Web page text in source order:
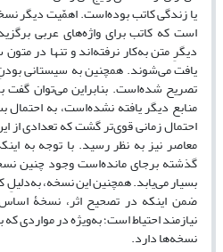
یا زندگی کاتب بوده‌است. اهمّیت دیگر
است که کاتب برای واژه‌های عربی
دیگرِ متن به‌کار نرفته‌اند و تنها در
یافت می‌شوند. همچنین به سیستانی
تصریح شده‌است. بنابراین می‌توان
منابع دیگر یافته نشده‌است، به
احتمال زمانی قوی‌تر گشت که تعدادی از
معاصر نیز به نظر رسید. با توجه به
گذشته برجای مانده‌است وجود چنین
بسیار می‌یابد. همچنین این نسخه،
ضمن اینکه در تصحیح اثر، نسخۀ
نیازمند احتیاط است؛ به‌ویژه در مواردی که
نسخه‌ها دارد.